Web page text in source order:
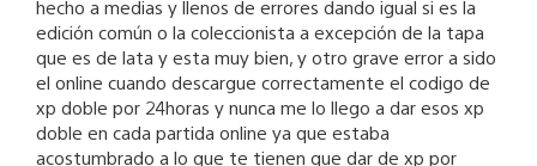
hecho a medias y llenos de errores dando igual si es la
edición común o la coleccionista a excepción de la tapa
que es de lata y esta muy bien, y otro grave error a sido
el online cuando descargue correctamente el codigo de
xp doble por 24horas y nunca me lo llego a dar esos xp
doble en cada partida online ya que estaba
acostumbrado a lo que te tienen que dar de xp por